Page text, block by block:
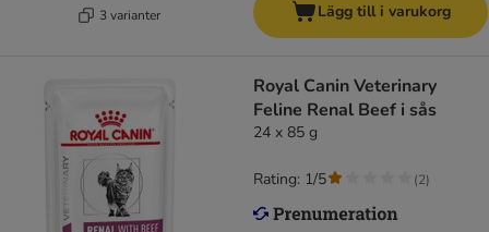
3 varianter Lägg till i varukorg
Royal Canin Veterinary
Feline Renal Beef i sås
24 x 85 g
Rating: 1/5 (2)